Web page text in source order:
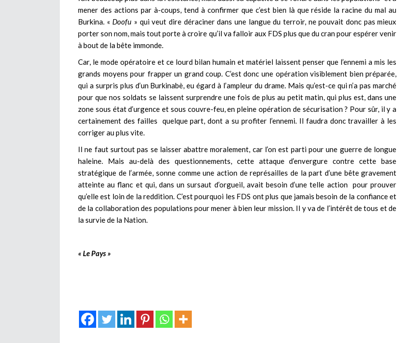
mener des actions par à-coups, tend à confirmer que c’est bien là que réside la racine du mal au
Burkina. « Doofu » qui veut dire déraciner dans une langue du terroir, ne pouvait donc pas mieux
porter son nom, mais tout porte à croire qu’il va falloir aux FDS plus que du cran pour espérer venir
à bout de la bête immonde.
Car, le mode opératoire et ce lourd bilan humain et matériel laissent penser que l’ennemi a mis les
grands moyens pour frapper un grand coup. C’est donc une opération visiblement bien préparée,
qui a surpris plus d’un Burkinabè, eu égard à l’ampleur du drame. Mais qu’est-ce qui n’a pas marché
pour que nos soldats se laissent surprendre une fois de plus au petit matin, qui plus est, dans une
zone sous état d’urgence et sous couvre-feu, en pleine opération de sécurisation ? Pour sûr, il y a
certainement des failles quelque part, dont a su profiter l’ennemi. Il faudra donc travailler à les
corriger au plus vite.
Il ne faut surtout pas se laisser abattre moralement, car l’on est parti pour une guerre de longue
haleine. Mais au-delà des questionnements, cette attaque d’envergure contre cette base
stratégique de l’armée, sonne comme une action de représailles de la part d’une bête gravement
atteinte au flanc et qui, dans un sursaut d’orgueil, avait besoin d’une telle action pour prouver
qu’elle est loin de la reddition. C’est pourquoi les FDS ont plus que jamais besoin de la confiance et
de la collaboration des populations pour mener à bien leur mission. Il y va de l’intérêt de tous et de
la survie de la Nation.
« Le Pays »